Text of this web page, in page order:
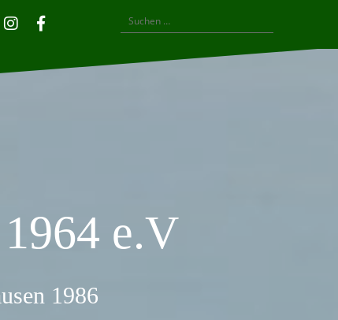
Instagram
Privatsphäre-
Einstellungen
Einstellungen
Einwilligungen
widerrufen
Suchen
nach:
e.V
1986